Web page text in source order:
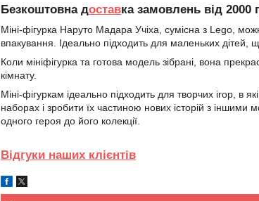
Безкоштовна доставка замовлень від 2000
Міні-фігурка Наруто Мадара Учіха, сумісна з Lego,
впакування. Ідеально підходить для маленьких дітей,
Коли мініфігурка та готова модель зібрані, вона
кімнату.
Міні-фігуркам ідеально підходить для творчих ігор, в
наборах і зробити їх частиною нових історій з
одного героя до його колекції.
Відгуки наших клієнтів